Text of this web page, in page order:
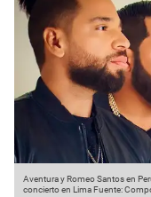
Aventura y Romeo Santos en
concierto en LimaFuente: